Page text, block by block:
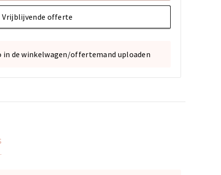
Vrijblijvende offerte
in de winkelwagen/offertemand uploaden